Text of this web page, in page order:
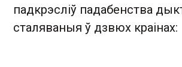
падкрэсліў падабенства
сталяваныя ў дзвюх краінах: